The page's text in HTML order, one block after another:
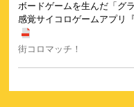
ボードゲームを生んだ「グ
感覚サイコロゲームアプリ
街コロマッチ！